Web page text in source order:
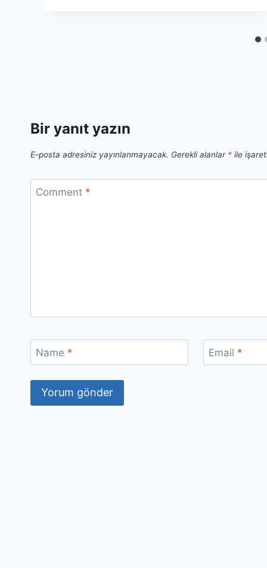
Bir yanıt yazın
E-posta adresiniz yayınlanmayacak. Gerekli alanlar * ile
Comment *
Name * Email *